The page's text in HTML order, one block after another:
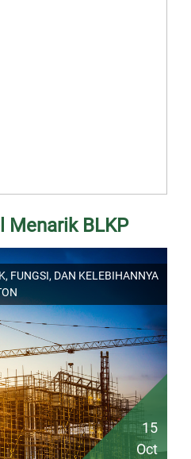
Menarik BLKP
FUNGSI, DAN KELEBIHANNYA
15
Oct